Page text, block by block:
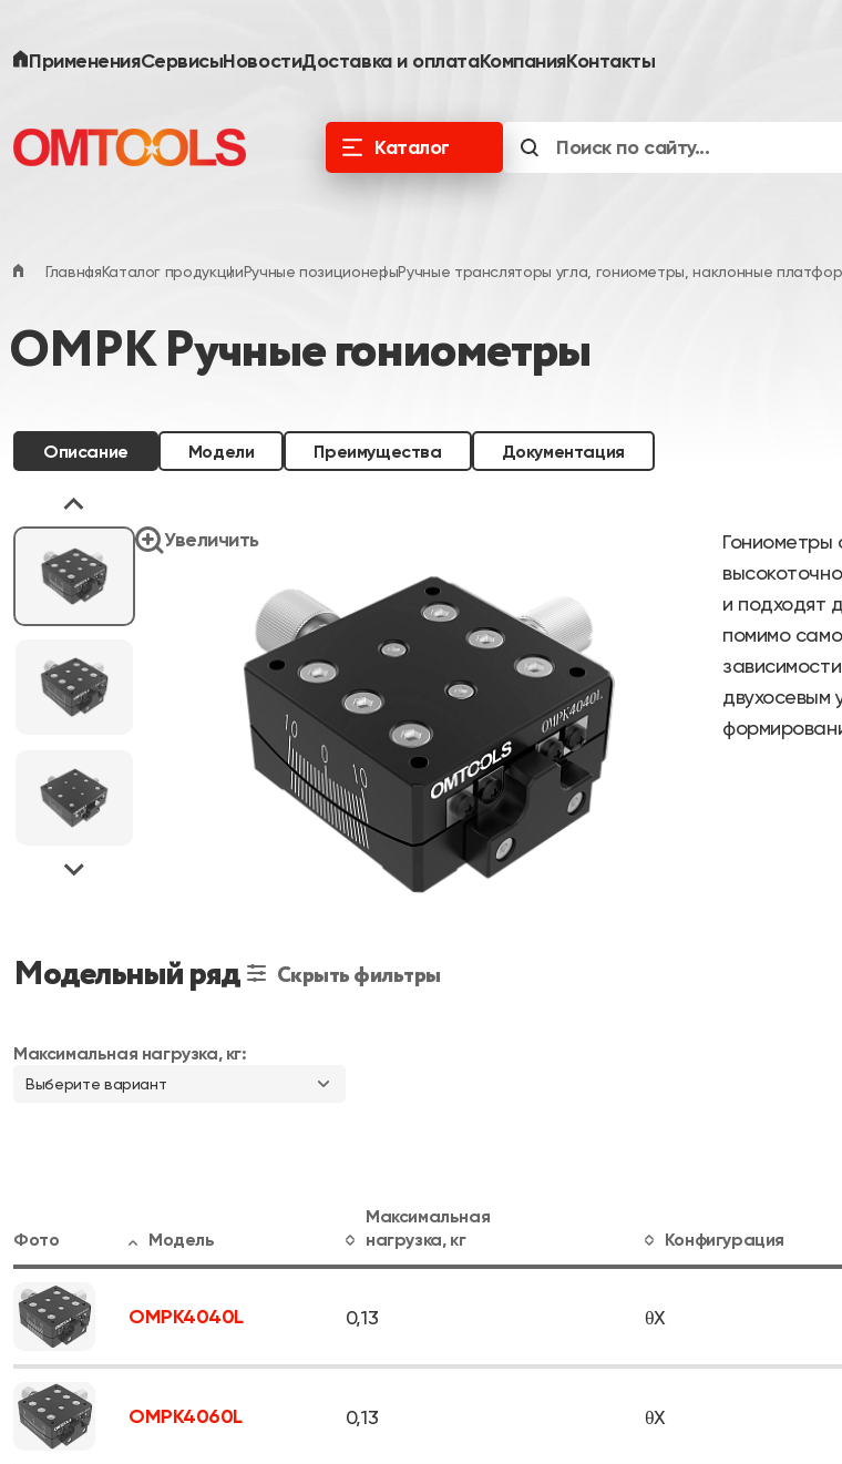
ПримененияСервисыНовостиДоставка и оплатаКомпанияКонтакты
Каталог
ГлавнаяКаталог продукцииРучные позиционерыРучные трансляторы угла, гониометры, наклонные
OMPK Ручные гониометры
Описание Модели Преимущества Документация
Увеличить Гониометры
и подходят
помимо
двухосевым
Модельный ряд Скрыть фильтры
Максимальная нагрузка, кг:
Выберите вариант
Фото Модель
OMPK4040L
OMPK4060L
Максимальная
нагрузка, кг
0,13
0,13
Конфигурация
θX
θX